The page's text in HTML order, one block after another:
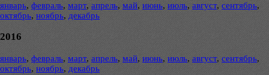
январь, февраль, март, апрель, май, июнь, июль, август, сентябрь,
октябрь, ноябрь, декабрь
2016
январь, февраль, март, апрель, май, июнь, июль, август, сентябрь,
октябрь, ноябрь, декабрь